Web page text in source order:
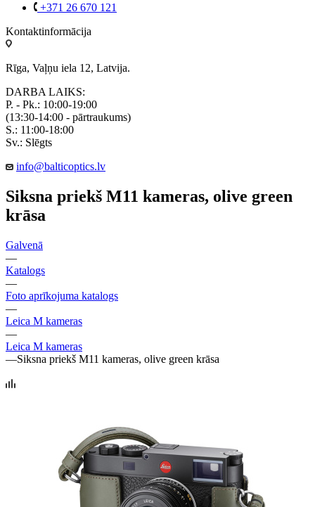
+371 26 670 121
Kontaktinformācija
Rīga, Vaļņu iela 12, Latvija.
DARBA LAIKS:
P. - Pk.: 10:00-19:00
(13:30-14:00 - pārtraukums)
S.: 11:00-18:00
Sv.: Slēgts
info@balticoptics.lv
Siksna priekš M11 kameras, olive green
krāsa
Galvenā
—
Katalogs
—
Foto aprīkojuma katalogs
—
Leica M kameras
—
Leica M kameras
—Siksna priekš M11 kameras, olive green krāsa